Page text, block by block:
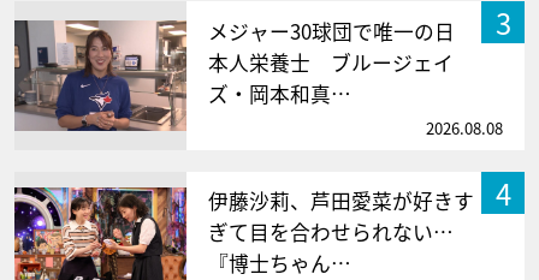
3
メジャー30球団で唯一の日
本人栄養士 ブルージェイ
ズ・岡本和真…
2026.08.08
4
伊藤沙莉、芦田愛菜が好きす
ぎて目を合わせられない…
『博士ちゃん…